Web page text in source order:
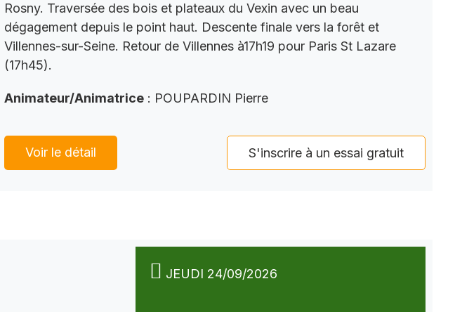
Rosny. Traversée des bois et plateaux du Vexin avec un beau
dégagement depuis le point haut. Descente finale vers la forêt et
Villennes-sur-Seine. Retour de Villennes à17h19 pour Paris St Lazare
(17h45).
Animateur/Animatrice : POUPARDIN Pierre
Voir le détail S'inscrire à un essai gratuit
JEUDI 24/09/2026